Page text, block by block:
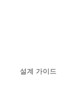
설계 가이드